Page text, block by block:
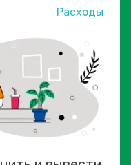
Расходы